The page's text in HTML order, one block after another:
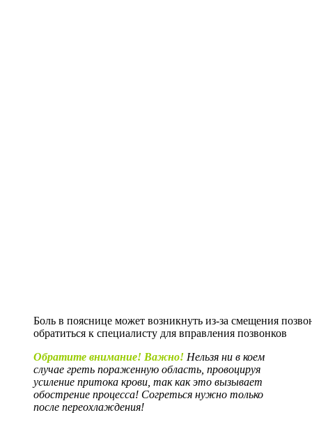
Боль в пояснице может возникнуть из-за смещения
обратиться к специалисту для вправления позвонков
Обратите внимание! Важно! Нельзя ни в коем
случае греть пораженную область, провоцируя
усиление притока крови, так как это вызывает
обострение процесса! Согреться нужно только
после переохлаждения!